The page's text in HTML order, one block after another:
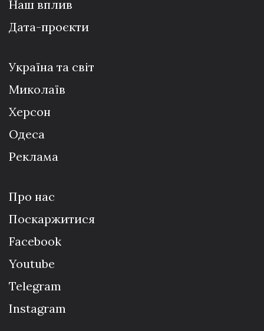
Наш вплив
Дата-проєкти
Україна та світ
Миколаїв
Херсон
Одеса
Реклама
Про нас
Поскаржитися
Facebook
Youtube
Telegram
Instagram